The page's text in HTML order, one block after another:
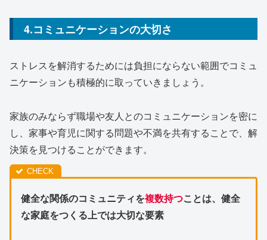
4.コミュニケーションの大切さ
ストレスを解消するためには負担にならない範囲でコミュ
ニケーションも積極的に取っていきましょう。
家族のみならず職場や友人とのコミュニケーションを密に
し、家事や育児に関する問題や不満を共有することで、解
決策を見つけることができます。
健全な関係のコミュニティを複数持つことは、健全
な家庭をつくる上では大切な要素